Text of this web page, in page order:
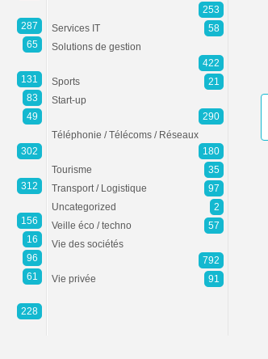
287
65
131
83
49
302
312
156
16
96
61
228
253
Services IT
58
Solutions de gestion
422
Sports
21
Start-up
290
Téléphonie / Télécoms / Réseaux
180
Tourisme
35
Transport / Logistique
97
Uncategorized
2
Veille éco / techno
57
Vie des sociétés
792
Vie privée
91